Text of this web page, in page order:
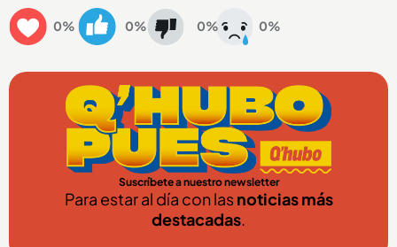
0% 0% 0% 0%
Suscríbete a nuestro newsletter
Para estar al día con lasnoticias más
destacadas.